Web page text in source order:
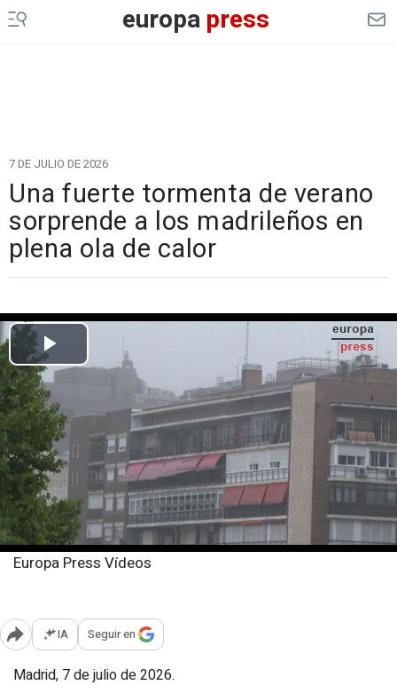
europapress
7 DE JULIO DE 2026
Una fuerte tormenta de verano
sorprende a los madrileños en
plena ola de calor
Europa Press Vídeos
Abrir opciones para compartir
IA Seguir en
Madrid, 7 de julio de 2026.